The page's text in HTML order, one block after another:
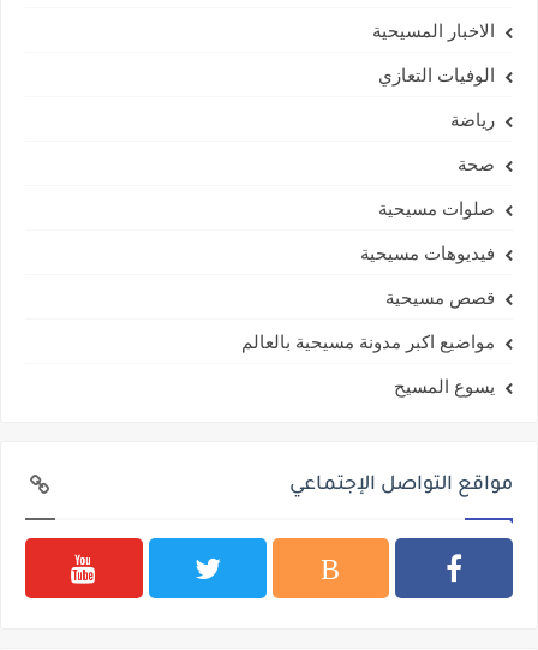
الاخبار المسيحية
الوفيات التعازي
رياضة
صحة
صلوات مسيحية
فيديوهات مسيحية
قصص مسيحية
مواضيع اكبر مدونة مسيحية بالعالم
يسوع المسيح
مواقع التواصل الإجتماعي